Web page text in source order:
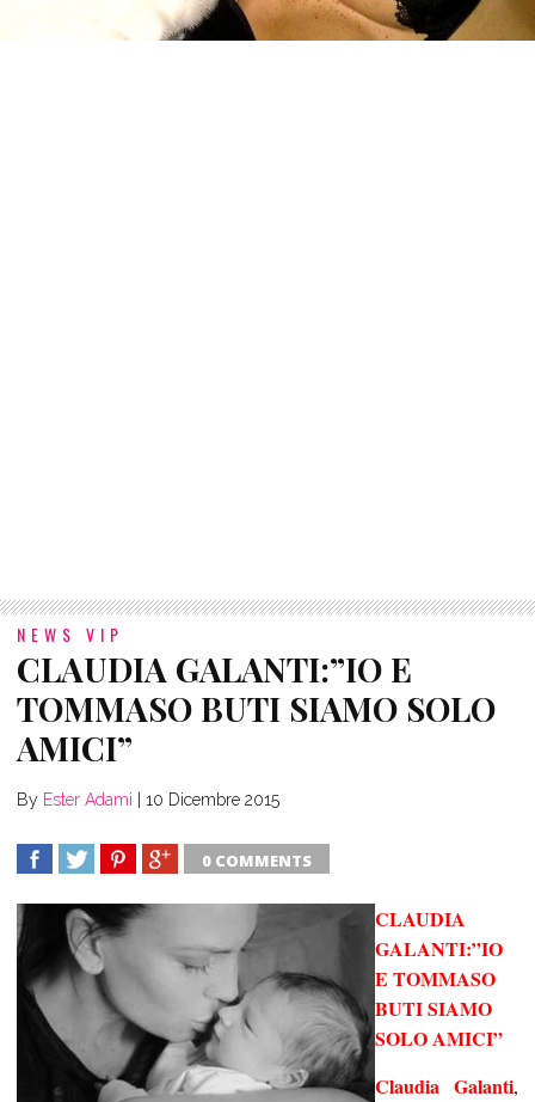
NEWS VIP
CLAUDIA GALANTI:”IO E
TOMMASO BUTI SIAMO SOLO
AMICI”
By Ester Adami 10 Dicembre 2015
0 COMMENTS
CLAUDIA
GALANTI:”IO
E TOMMASO
BUTI SIAMO
SOLO AMICI”
Claudia Galanti,